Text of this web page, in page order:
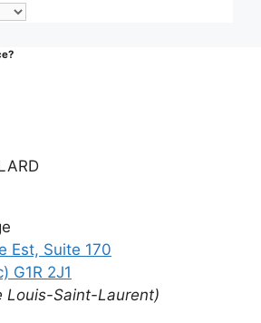
Est, Suite 170
G1R 2J1
Louis-Saint-Laurent)